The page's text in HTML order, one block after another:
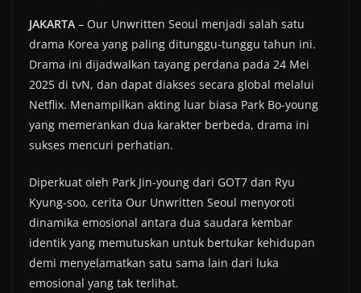
JAKARTA – Our Unwritten Seoul menjadi salah satu
drama Korea yang paling ditunggu-tunggu tahun ini.
Drama ini dijadwalkan tayang perdana pada 24 Mei
2025 di tvN, dan dapat diakses secara global melalui
Netflix. Menampilkan akting luar biasa Park Bo-young
yang memerankan dua karakter berbeda, drama ini
sukses mencuri perhatian.
Diperkuat oleh Park Jin-young dari GOT7 dan Ryu
Kyung-soo, cerita Our Unwritten Seoul menyoroti
dinamika emosional antara dua saudara kembar
identik yang memutuskan untuk bertukar kehidupan
demi menyelamatkan satu sama lain dari luka
emosional yang tak terlihat.